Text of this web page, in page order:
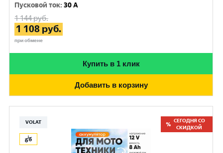
Пусковой ток:30 A
1 144руб.
1 108 руб.
при обмене
Купить в 1 клик
Добавить в корзину
VOLAT
СЕГОДНЯ СО
СКИДКОЙ